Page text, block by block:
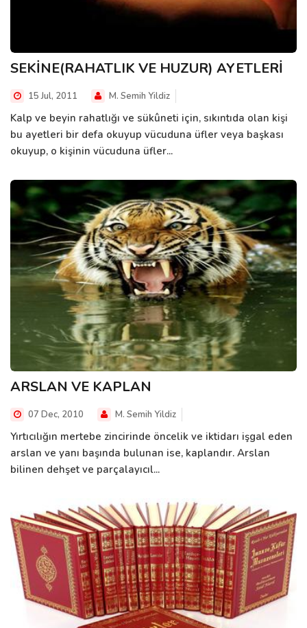
SEKİNE(RAHATLIK VE HUZUR) AYETLERİ
15 Jul, 2011 M. Semih Yildiz
Kalp ve beyin rahatlığı ve sükûneti için, sıkıntıda olan kişi
bu ayetleri bir defa okuyup vücuduna üfler veya başkası
okuyup, o kişinin vücuduna üfler...
ARSLAN VE KAPLAN
07 Dec, 2010 M. Semih Yildiz
Yırtıcılığın mertebe zincirinde öncelik ve iktidarı işgal eden
arslan ve yanı başında bulunan ise, kaplandır. Arslan
bilinen dehşet ve parçalayıcıl...